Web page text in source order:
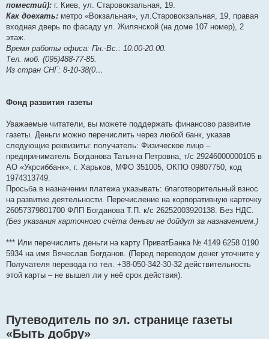
поместий): г. Киев, ул. Старовокзальная, 19.
Как доехать: метро «Вокзальная», ул.Старовокзальная, 19, правая
входная дверь по фасаду ул. Жилянской (на доме 107 номер), 2
этаж.
Время работы офиса: Пн.-Вс.: 10.00-20.00.
Тел. моб. (095)488-77-85.
Из стран СНГ: 8-10-38(0…
Фонд развития газеты
Уважаемые читатели, вы можете поддержать финансово развитие
газеты. Деньги можно перечислить через любой банк, указав
следующие реквизиты: получатель: Физическое лицо –
предприниматель Богданова Татьяна Петровна, т/с 29246000000105 в
АО «Укрсиббанк», г. Харьков, МФО 351005, ОКПО 09807750, код
1974313749.
Просьба в назначении платежа указывать: благотворительный взнос
на развитие деятельности. Перечисление на корпоративную карточку
26057379801700 ФЛП Богданова Т.П. к/с 26252003920138. Без НДС.
(Без указания карточного счёта деньги не дойдут за назначением.)
*** Или перечислить деньги на карту ПриватБанка № 4149 6258 0190
5934 на имя Вячеслав Богданов. (Перед переводом денег уточните у
Получателя перевода по тел. +38-050-342-30-32 действительность
этой карты – не вышел ли у неё срок действия).
Путеводитель по эл. странице газеты
«Быть добру»